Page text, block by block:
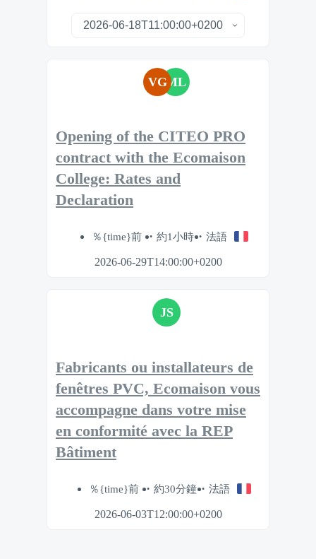
VGML
Opening of the CITEO PRO
contract with the Ecomaison
College: Rates and
Declaration
％{time}前 約1小時 法語
2026-06-29T14:00:00+0200
JS
Fabricants ou installateurs de
fenêtres PVC, Ecomaison vous
accompagne dans votre mise
en conformité avec la REP
Bâtiment
％{time}前 約30分鐘 法語
2026-06-03T12:00:00+0200